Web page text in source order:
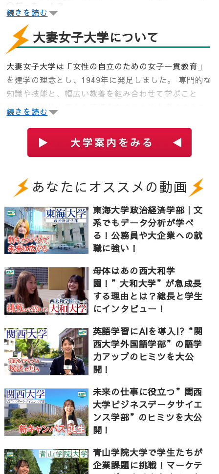
伊藤正直学長、直々にお話を伺い、社会において指導
者的役割を果たす女性を育成する大妻女子大学の秘訣
に迫ります。抜群のアクセスが魅力的な大妻女子大学
〔Contents〕
0:00 大妻女子大学 千代田キャンパス紹介
0:36 教育理念の女性の自立とは | 学長インタビュー
1:38 大学での学びとは | 学長インタビュー
大妻女子大学は「女性の自立のための女子一貫教育」
を建学の理念とし、1949年に発足しました。
専門的な知識や技能と、幅広い教養を組み合わせて学
ぶことで、高い知性と豊かな情操を有する女性を育成
設置学部：家政学部 文学部 社会情報学部 人間関係学
部（多摩キャンパス） 比較文化部
http://www.otsuma.ac.jp
▼東進TVのチャンネル登録はこちら
http://www.youtube.com/channel/
sub_confirmation=1
続きを読む
大妻女子大学について
大妻女子大学は「女性の自立のための女子一貫教育」
を建学の理念とし、1949年に発足しました。 専門的な
知識や技能と、幅広い教養を組み合わせて学ぶこと
で、高い知性と豊かな情操を有する女性を育成するこ
設置学部：家政学部 文学部 社会情報学部 人間関係学
部（多摩キャンパス） 比較文化部
続きを読む
あなたにオススメの動画
東海大学政治経済学部｜文
系でもデータ分析が学べ
る！公務員や大企業への就
職に強い！
母体はあの西大和学
園！”大和大学”が急成長
する理由とは？総長と学生
にインタビュー！
英語学習にAIを導入!?“関
西大学外国語学部”の語学
力アップのヒミツを大公
開！
未来の仕事に役立つ”関西
大学ビジネスデータサイエ
ンス学部”のヒミツを大公
開！
青山学院大学で学生たちが
企業課題に挑戦！マーケテ